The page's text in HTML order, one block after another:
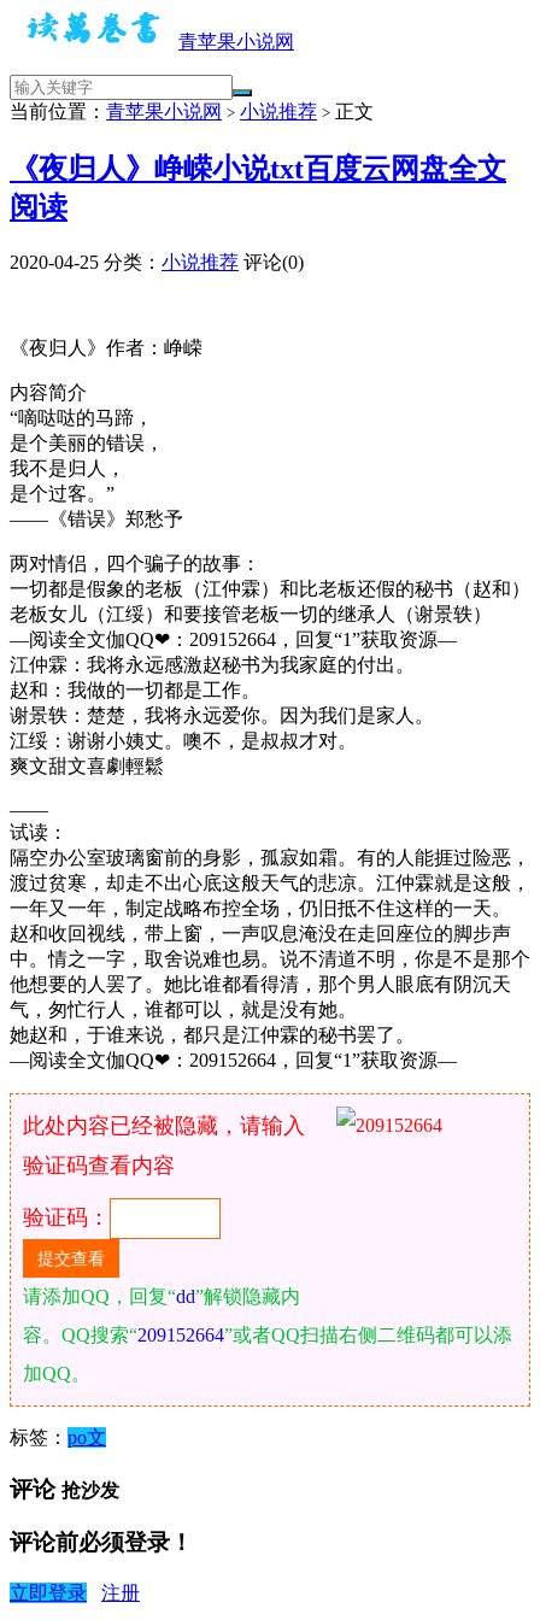
青苹果小说网
当前位置： 青苹果小说网 > 小说推荐 > 正文
《夜归人》峥嵘小说txt百度云网盘全文
阅读
2020-04-25 分类： 小说推荐 评论(0)
《夜归人》作者：峥嵘
内容简介
“嘀哒哒的马蹄，
是个美丽的错误，
我不是归人，
是个过客。”
——《错误》郑愁予
两对情侣，四个骗子的故事：
一切都是假象的老板（江仲霖）和比老板还假的秘书（赵和）
老板女儿（江绥）和要接管老板一切的继承人（谢景轶）
—阅读全文伽QQ❤：209152664，回复“1”获取资源—
江仲霖：我将永远感激赵秘书为我家庭的付出。
赵和：我做的一切都是工作。
谢景轶：楚楚，我将永远爱你。因为我们是家人。
江绥：谢谢小姨丈。噢不，是叔叔才对。
爽文甜文喜劇輕鬆
——
试读：
隔空办公室玻璃窗前的身影，孤寂如霜。有的人能捱过险恶，
渡过贫寒，却走不出心底这般天气的悲凉。江仲霖就是这般，
一年又一年，制定战略布控全场，仍旧抵不住这样的一天。
赵和收回视线，带上窗，一声叹息淹没在走回座位的脚步声
中。情之一字，取舍说难也易。说不清道不明，你是不是那个
他想要的人罢了。她比谁都看得清，那个男人眼底有阴沉天
气，匆忙行人，谁都可以，就是没有她。
她赵和，于谁来说，都只是江仲霖的秘书罢了。
—阅读全文伽QQ❤：209152664，回复“1”获取资源—
此处内容已经被隐藏，请输入
验证码查看内容
验证码：
请添加QQ，回复“dd”解锁隐藏内
容。QQ搜索“209152664”或者QQ扫描右侧二维码都可以添
加QQ。
标签： po文
评论 抢沙发
评论前必须登录！
立即登录 注册